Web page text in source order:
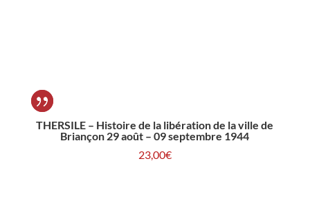
THERSILE – Histoire de la libération de la ville de
Briançon 29 août – 09 septembre 1944
23,00€